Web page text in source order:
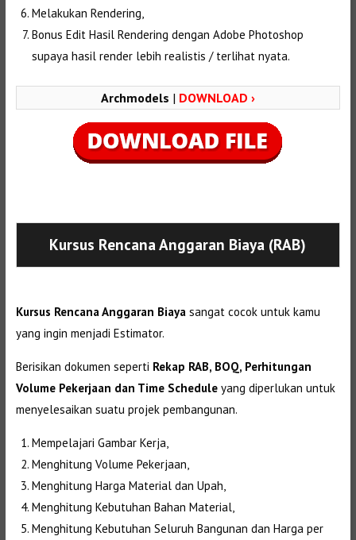
Melakukan Rendering,
Bonus Edit Hasil Rendering dengan Adobe Photoshop
supaya hasil render lebih realistis / terlihat nyata.
Archmodels | DOWNLOAD ›
Kursus Rencana Anggaran Biaya (RAB)
Kursus Rencana Anggaran Biaya sangat cocok untuk kamu
yang ingin menjadi Estimator.
Berisikan dokumen seperti Rekap RAB, BOQ, Perhitungan
Volume Pekerjaan dan Time Scheduleyang diperlukan untuk
menyelesaikan suatu projek pembangunan.
Mempelajari Gambar Kerja,
Menghitung Volume Pekerjaan,
Menghitung Harga Material dan Upah,
Menghitung Kebutuhan Bahan Material,
Menghitung Kebutuhan Seluruh Bangunan dan Harga per